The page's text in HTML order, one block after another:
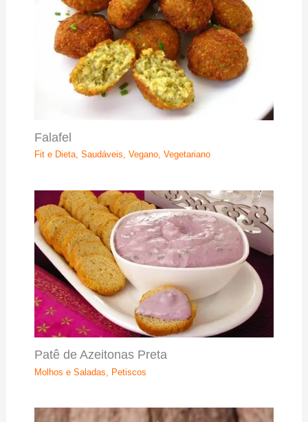
Falafel
Fit e Dieta, Saudáveis, Vegano, Vegetariano
Patê de Azeitonas Preta
Molhos e Saladas Petiscos